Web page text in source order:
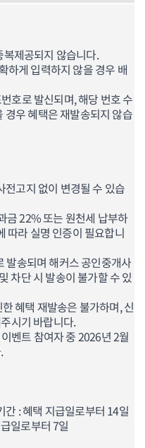
제공되지 않습니다.
하게 입력하지 않을 경우 배
호로 발신되며, 해당 번호 수
경우 혜택은 재발송되지 않습
전고지 없이 변경될 수 있습
금 22% 또는 원천세 납부하
따라 실명 인증이 필요합니
발송되며 해커스 공인중개사
차단 시 발송이 불가할 수 있
혜택 재발송은 불가하며, 신
시기 바랍니다.
벤트 참여자 중 2026년 2월
: 혜택 지급일로부터 14일
일로부터 7일